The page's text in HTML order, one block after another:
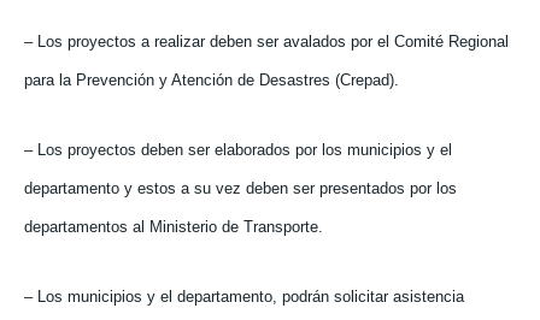
– Los proyectos a realizar deben ser avalados por el Comité Regional
para la Prevención y Atención de Desastres (Crepad).
– Los proyectos deben ser elaborados por los municipios y el
departamento y estos a su vez deben ser presentados por los
departamentos al Ministerio de Transporte.
– Los municipios y el departamento, podrán solicitar asistencia